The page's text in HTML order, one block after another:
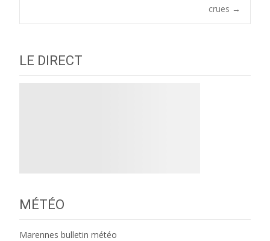
crues →
LE DIRECT
MÉTÉO
Marennes bulletin météo